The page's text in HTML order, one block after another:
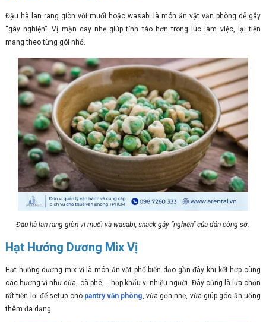
Đậu hà lan rang giòn với muối hoặc wasabi là món ăn vặt văn phòng dễ gây
“gây nghiện”. Vị mặn cay nhẹ giúp tỉnh táo hơn trong lúc làm việc, lại tiện
mang theo từng gói nhỏ.
Đậu hà lan rang giòn vị muối và wasabi, snack gây “nghiện” của dân công sở.
Hạt Hướng Dương Mix Vị
Hạt hướng dương mix vị là món ăn vặt phổ biến dạo gần đây khi kết hợp cùng
các hương vị như dừa, cà phê,... hợp khẩu vị nhiều người. Đây cũng là lựa chọn
rất tiện lợi để setup cho pantry văn phòng, vừa gọn nhẹ, vừa giúp góc ăn uống
thêm đa dạng.